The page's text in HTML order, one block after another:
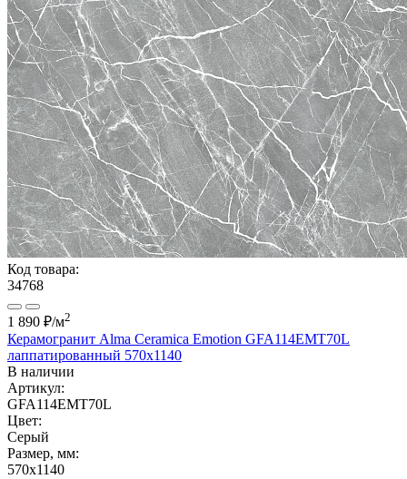
Код товара:
34768
1 890 ₽/м2
Керамогранит Alma Ceramica Emotion GFA114EMT70L
лаппатированный 570x1140
В наличии
Артикул:
GFA114EMT70L
Цвет:
Серый
Размер, мм:
570x1140